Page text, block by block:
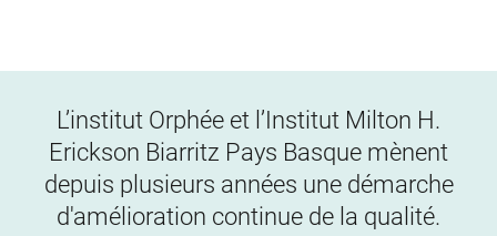
L’institut Orphée et l’Institut Milton H.
Erickson Biarritz Pays Basque mènent
depuis plusieurs années une démarche
d'amélioration continue de la qualité.